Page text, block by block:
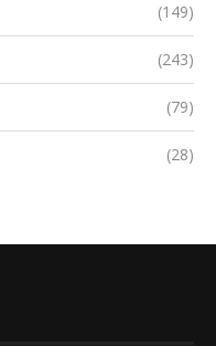
(149)
(243)
(79)
(28)